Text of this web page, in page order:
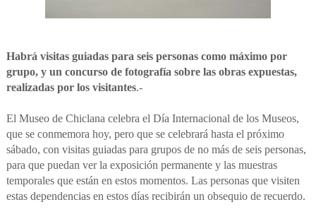
Habrá visitas guiadas para seis personas como máximo por
grupo, y un concurso de fotografía sobre las obras expuestas,
realizadas por los visitantes.-
El Museo de Chiclana celebra el Día Internacional de los Museos,
que se conmemora hoy, pero que se celebrará hasta el próximo
sábado, con visitas guiadas para grupos de no más de seis personas,
para que puedan ver la exposición permanente y las muestras
temporales que están en estos momentos. Las personas que visiten
estas dependencias en estos días recibirán un obsequio de recuerdo.